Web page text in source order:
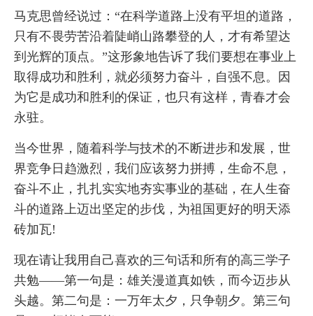
马克思曾经说过：“在科学道路上没有平坦的道路，
只有不畏劳苦沿着陡峭山路攀登的人，才有希望达
到光辉的顶点。”这形象地告诉了我们要想在事业上
取得成功和胜利，就必须努力奋斗，自强不息。因
为它是成功和胜利的保证，也只有这样，青春才会
永驻。
当今世界，随着科学与技术的不断进步和发展，世
界竞争日趋激烈，我们应该努力拼搏，生命不息，
奋斗不止，扎扎实实地夯实事业的基础，在人生奋
斗的道路上迈出坚定的步伐，为祖国更好的明天添
砖加瓦!
现在请让我用自己喜欢的三句话和所有的高三学子
共勉——第一句是：雄关漫道真如铁，而今迈步从
头越。第二句是：一万年太夕，只争朝夕。第三句